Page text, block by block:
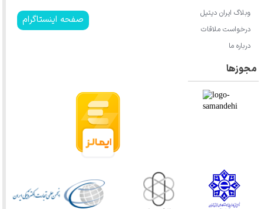
صفحه اینستاگرام
وبلاگ ایران دیتیل
درخواست ملاقات
درباره ما
مجوزها